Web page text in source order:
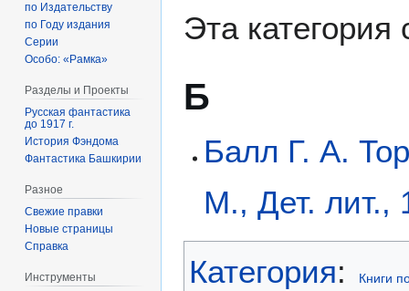
Эта
Б
Балл Г. А.
М., Дет. лит.,
Категория: Книги
по Издательству
по Году издания
Серии
Особо: «Рамка»
Разделы и Проекты
Русская фантастика
до 1917 г.
История Фэндома
Фантастика Башкирии
Разное
Свежие правки
Новые страницы
Справка
Инструменты